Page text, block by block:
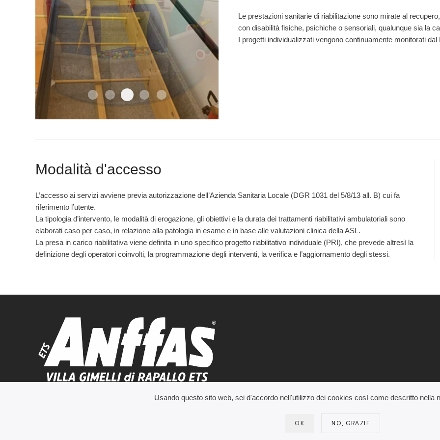
Usando questo sito web, sei d'accordo nell'utilizzo dei cookies così come descritto nella
OK NO, GRAZIE
Ambulatoriale5
Ambulatoriale1
Ambulatoriale4
Ambulatoriale2
Ambulatoriale3
Le prestazioni sanitarie di riabilitazione sono mirate al
con disabilità fisiche, psichiche o sensoriali, qualunque sia la
I progetti individualizzati vengono continuamente monitorati
Modalità d'accesso
L’accesso ai servizi avviene previa autorizzazione dell’Azienda Sanitaria Locale (DGR 1031 del 5/8/13 all. B) cui fa
riferimento l’utente.
La tipologia d’intervento, le modalità di erogazione, gli obiettivi e la durata dei trattamenti riabilitativi ambulatoriali sono
elaborati caso per caso, in relazione alla patologia in esame e in base alle valutazioni clinica della ASL.
La presa in carico riabilitativa viene definita in uno specifico progetto riabilitativo individuale (PRI), che prevede altresì la
definizione degli operatori coinvolti, la programmazione degli interventi, la verifica e l’aggiornamento degli stessi.
PRIVACY MAPPA LOGIN
Questo sito fa uso di cookie per migliorare l’esperienza di navigazione degli utenti e per raccogliere informazioni